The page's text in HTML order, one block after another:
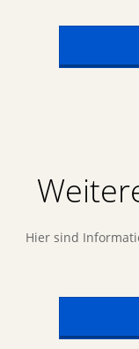
Hier sind